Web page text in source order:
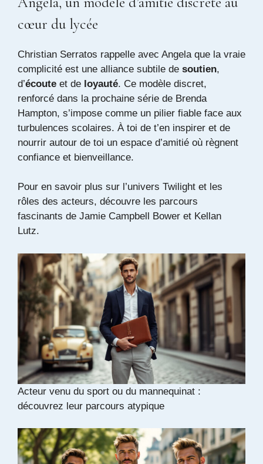
cœur du lycée
Christian Serratos rappelle avec Angela que la vraie
complicité est une alliance subtile de soutien,
d’écoute et de loyauté. Ce modèle discret,
renforcé dans la prochaine série de Brenda
Hampton, s’impose comme un pilier fiable face aux
turbulences scolaires. À toi de t’en inspirer et de
nourrir autour de toi un espace d’amitié où règnent
confiance et bienveillance.
Pour en savoir plus sur l’univers Twilight et les
rôles des acteurs, découvre les parcours
fascinants de Jamie Campbell Bower et Kellan
Lutz.
Acteur venu du sport ou du mannequinat :
découvrez leur parcours atypique